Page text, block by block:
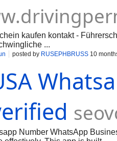
kaufen kontakt -
...
posted by RUSEPHBRUSS 10
Number WhatsApp